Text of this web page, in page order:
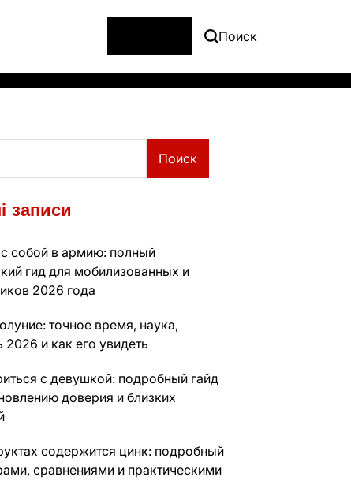
Поиск
Поиск
записи
с собой в армию: полный
гид для мобилизованных и
2026 года
точное время, наука,
2026 и как его увидеть
с девушкой: подробный гайд
доверия и близких
содержится цинк: подробный
сравнениями и практическими